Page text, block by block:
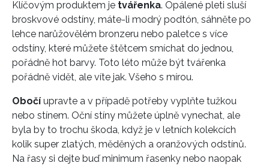
Klíčovým produktem je tvářenka. Opálené pleti sluší
broskvové odstíny, máte-li modrý podtón, sáhněte po
lehce narůžovělém bronzeru nebo paletce s více
odstíny, které můžete štětcem smíchat do jednou,
pořádně hot barvy. Toto léto může být tvářenka
pořádně vidět, ale víte jak. Všeho s mírou.
Obočí upravte a v případě potřeby vyplňte tužkou
nebo stínem. Oční stíny můžete úplně vynechat, ale
byla by to trochu škoda, když je v letních kolekcích
kolik super zlatých, měděných a oranžových odstínů.
Na řasy si dejte buď minimum řasenky nebo naopak